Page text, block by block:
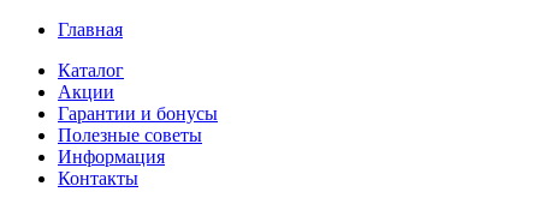
Главная
Каталог
Акции
Гарантии и бонусы
Полезные советы
Информация
Контакты